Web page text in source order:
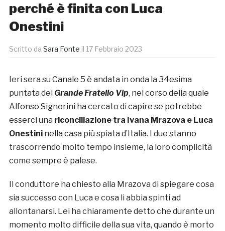
perché è finita con Luca
Onestini
Scritto da Sara Fonte il 17 Febbraio 2023
Ieri sera su Canale 5 è andata in onda la 34esima
puntata del Grande Fratello Vip, nel corso della quale
Alfonso Signorini ha cercato di capire se potrebbe
esserci una riconciliazione tra Ivana Mrazova e Luca
Onestini nella casa più spiata d’Italia. I due stanno
trascorrendo molto tempo insieme, la loro complicità
come sempre è palese.
Il conduttore ha chiesto alla Mrazova di spiegare cosa
sia successo con Luca e cosa li abbia spinti ad
allontanarsi. Lei ha chiaramente detto che durante un
momento molto difficile della sua vita, quando è morto